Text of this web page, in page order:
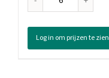
Fa
Spray
Energising
Paradise
Log in om prijzen te zien